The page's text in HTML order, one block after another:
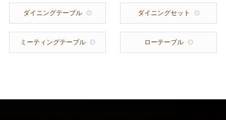
ダイニングテーブル ダイニングセット
ミーティングテーブル ローテーブル